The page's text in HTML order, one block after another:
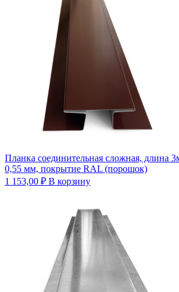
Планка соединительная сложная, длина
0,55 мм, покрытие RAL (порошок)
1 153,00 ₽ В корзину